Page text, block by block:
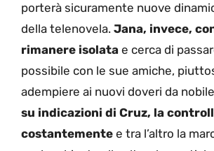
porterà sicuramente nuove
della telenovela. Jana, invece,
rimanere isolata e cerca di
possibile con le sue amiche,
adempiere ai nuovi doveri da
su indicazioni di Cruz, la
costantemente e tra l’altro la